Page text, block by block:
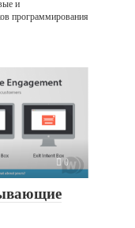
и
программирования
0